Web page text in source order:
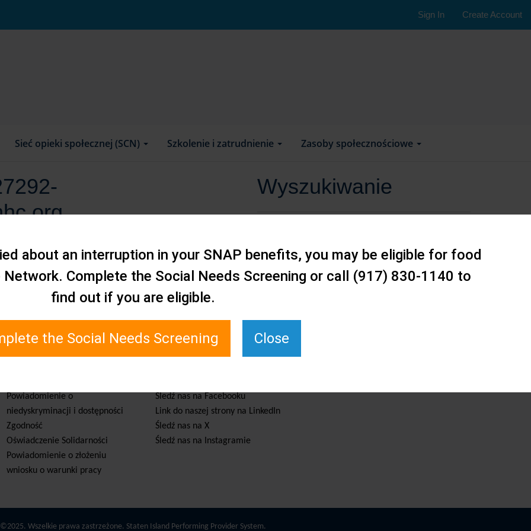
Sieć opieki społecznej (SCN) Szkolenie i zatrudnienie Zasoby społecznościowe
Wyszukiwanie
Powiadomienie o
niedyskryminacji i dostępności
Zgodność
Oświadczenie Solidarności
Powiadomienie o złożeniu
wniosku o warunki pracy
Śledź nas na Facebooku
Link do naszej strony na LinkedIn
Śledź nas na X
Śledź nas na Instagramie
©2025. Wszelkie prawa zastrzeżone. Staten Island Performing Provider System.
Sign In Create Account
about an interruption in your SNAP benefits, you may be eligible for food
Complete the Social Needs Screening or call (917) 830-1140 to
find out if you are eligible.
the Social Needs Screening Close